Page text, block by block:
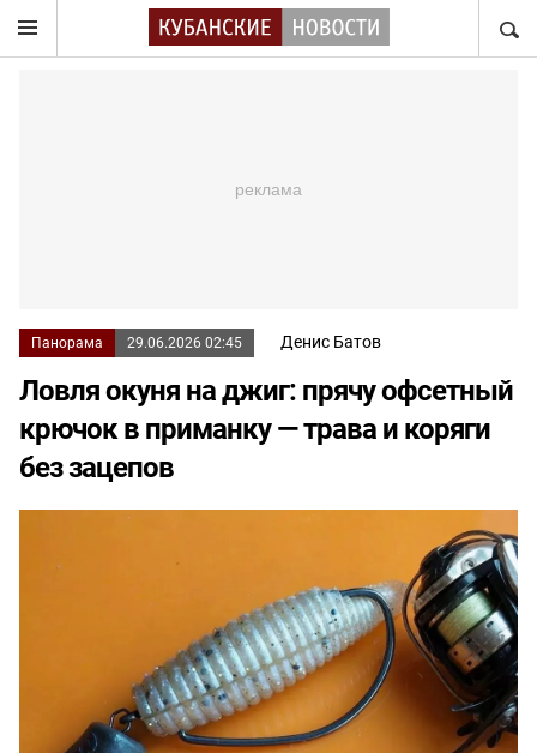
Панорама 29.06.2026 02:45 Денис Батов
Ловля окуня на джиг: прячу офсетный
крючок в приманку — трава и коряги
без зацепов